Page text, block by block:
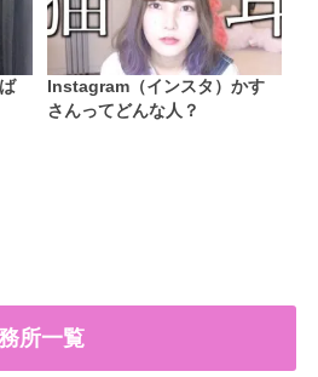
Instagram（インスタ）かす
さんってどんな人？
所一覧